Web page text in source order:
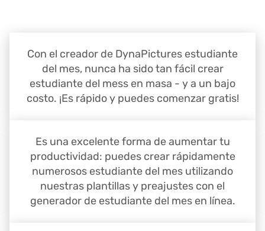
Con el creador de DynaPictures estudiante
del mes, nunca ha sido tan fácil crear
estudiante del mess en masa - y a un bajo
costo. ¡Es rápido y puedes comenzar gratis!
Es una excelente forma de aumentar tu
productividad: puedes crear rápidamente
numerosos estudiante del mes utilizando
nuestras plantillas y preajustes con el
generador de estudiante del mes en línea.